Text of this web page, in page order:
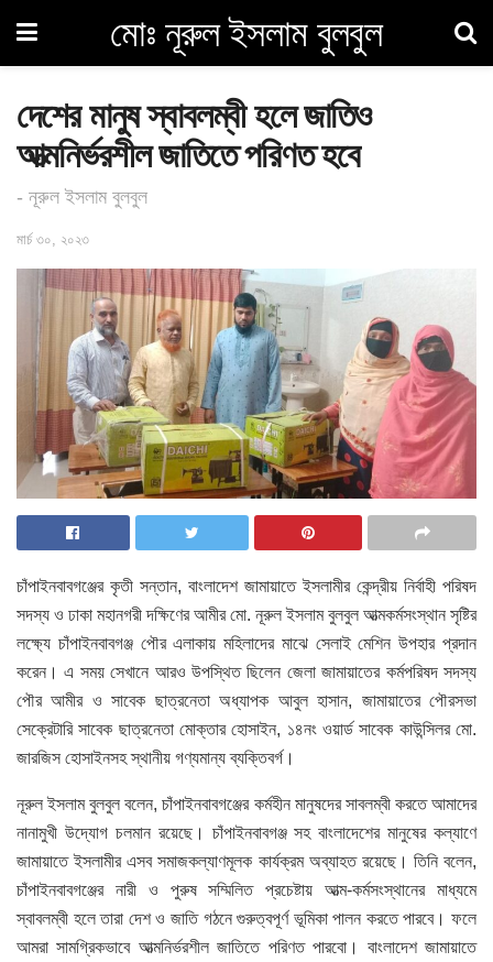
মোঃ নূরুল ইসলাম বুলবুল
দেশের মানুষ স্বাবলম্বী হলে জাতিও
আত্মনির্ভরশীল জাতিতে পরিণত হবে
- নূরুল ইসলাম বুলবুল
মার্চ ৩০, ২০২৩
চাঁপাইনবাবগঞ্জের কৃতী সন্তান, বাংলাদেশ জামায়াতে ইসলামীর কেন্দ্রীয় নির্বাহী পরিষদ
সদস্য ও ঢাকা মহানগরী দক্ষিণের আমীর মো. নূরুল ইসলাম বুলবুল আত্মকর্মসংস্থান সৃষ্টির
লক্ষ্যে চাঁপাইনবাবগঞ্জ পৌর এলাকায় মহিলাদের মাঝে সেলাই মেশিন উপহার প্রদান
করেন। এ সময় সেখানে আরও উপস্থিত ছিলেন জেলা জামায়াতের কর্মপরিষদ সদস্য
পৌর আমীর ও সাবেক ছাত্রনেতা অধ্যাপক আবুল হাসান, জামায়াতের পৌরসভা
সেক্রেটারি সাবেক ছাত্রনেতা মোক্তার হোসাইন, ১৪নং ওয়ার্ড সাবেক কাউন্সিলর মো.
জারজিস হোসাইনসহ স্থানীয় গণ্যমান্য ব্যক্তিবর্গ।
নূরুল ইসলাম বুলবুল বলেন, চাঁপাইনবাবগঞ্জের কর্মহীন মানুষদের সাবলম্বী করতে আমাদের
নানামুখী উদ্যোগ চলমান রয়েছে। চাঁপাইনবাবগঞ্জ সহ বাংলাদেশের মানুষের কল্যাণে
জামায়াতে ইসলামীর এসব সমাজকল্যাণমূলক কার্যক্রম অব্যাহত রয়েছে। তিনি বলেন,
চাঁপাইনবাবগঞ্জের নারী ও পুরুষ সম্মিলিত প্রচেষ্টায় আত্ম-কর্মসংস্থানের মাধ্যমে
স্বাবলম্বী হলে তারা দেশ ও জাতি গঠনে গুরুত্বপূর্ণ ভূমিকা পালন করতে পারবে। ফলে
আমরা সামগ্রিকভাবে আত্মনির্ভরশীল জাতিতে পরিণত পারবো। বাংলাদেশ জামায়াতে